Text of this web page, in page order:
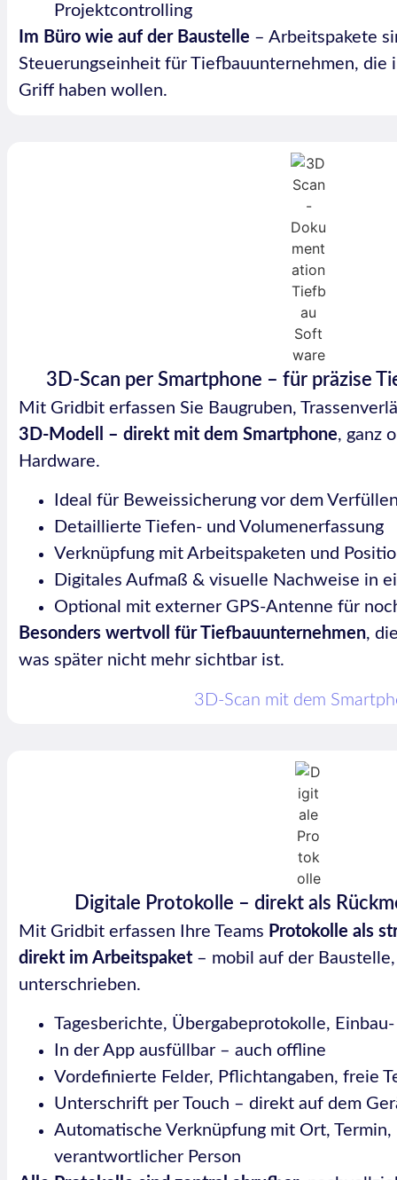
Projektcontrolling
Im Büro wie auf der Baustelle – Arbeitspakete
Steuerungseinheit für Tiefbauunternehmen, die
Griff haben wollen.
3D-Scan per Smartphone – für präzise
Mit Gridbit erfassen Sie Baugruben,
3D-Modell – direkt mit dem Smartphone, ganz
Hardware.
Ideal für Beweissicherung vor dem
Detaillierte Tiefen- und Volumenerfassung
Verknüpfung mit Arbeitspaketen und
Digitales Aufmaß & visuelle Nachweise in
Optional mit externer GPS-Antenne für
Besonders wertvoll für Tiefbauunternehmen,
was später nicht mehr sichtbar ist.
3D-Scan mit dem
Digitale Protokolle – direkt als
Mit Gridbit erfassen Ihre Teams Protokolle als
direkt im Arbeitspaket– mobil auf der
unterschrieben.
Tagesberichte, Übergabeprotokolle,
In der App ausfüllbar – auch offline
Vordefinierte Felder, Pflichtangaben, freie
Unterschrift per Touch – direkt auf dem
Automatische Verknüpfung mit Ort,
verantwortlicher Person